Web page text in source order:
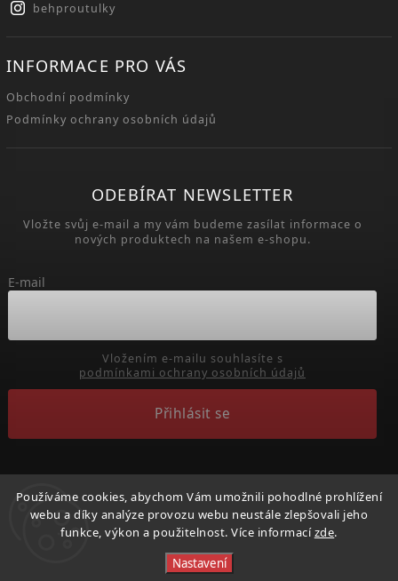
Používáme cookies, abychom Vám umožnili pohodlné prohlížení
webu a díky analýze provozu webu neustále zlepšovali jeho
funkce, výkon a použitelnost. Více informacízde.
Nastavení
behproutulky
INFORMACE PRO VÁS
Obchodní podmínky
Podmínky ochrany osobních údajů
ODEBÍRAT NEWSLETTER
Vložte svůj e-mail a my vám budeme zasílat informace o
nových produktech na našem e-shopu.
E-mail
podmínkami ochrany osobních údajů
Přihlásit se
Copyright 2026Běhejme a pomáhejme útulkům. Všechna
práva vyhrazena.
Shoptet| Design